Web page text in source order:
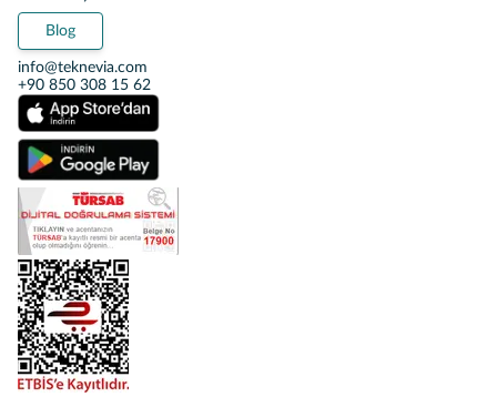
Blog
info@teknevia.com
+90 850 308 15 62